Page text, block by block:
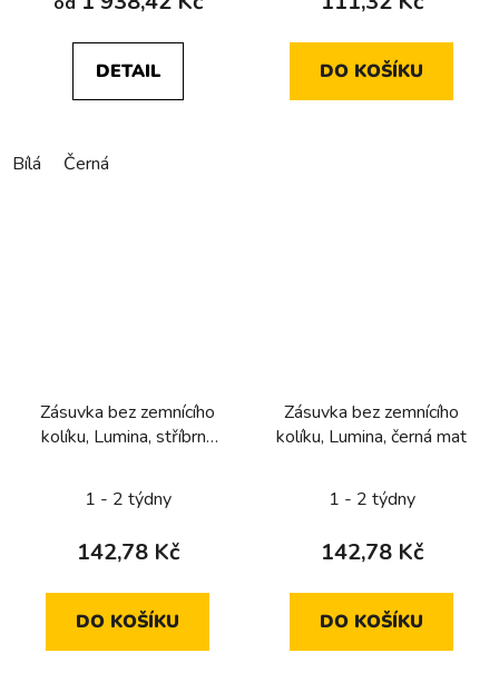
DETAIL
Bílá Černá
DO KOŠÍKU
Zásuvka bez zemnícího
kolíku, Lumina, stříbrná
1 - 2 týdny
142,78 Kč
DO KOŠÍKU
Zásuvka bez zemnícího
kolíku, Lumina, černá mat
1 - 2 týdny
142,78 Kč
DO KOŠÍKU